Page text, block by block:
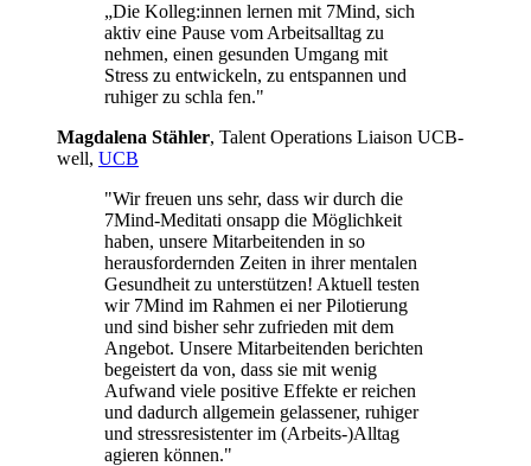
„Die Kolleg:innen lernen mit 7Mind, sich
aktiv eine Pause vom Arbeitsalltag zu
nehmen, einen gesunden Umgang mit
Stress zu entwickeln, zu entspannen und
ruhiger zu schla fen."
Mag­da­lena Stäh­ler, Talent Operations Liaison UCB­
well, UCB
"Wir freuen uns sehr, dass wir durch die
7Mind-Meditati onsapp die Möglichkeit
haben, unsere Mitarbeitenden in so
herausfordernden Zeiten in ihrer mentalen
Gesundheit zu unterstützen! Aktuell testen
wir 7Mind im Rahmen ei ner Pilotierung
und sind bisher sehr zufrieden mit dem
Angebot. Unsere Mitarbeitenden berichten
begeistert da von, dass sie mit wenig
Aufwand viele positive Effekte er reichen
und dadurch allgemein gelassener, ruhiger
und stressresistenter im (Arbeits-)Alltag
agieren können."